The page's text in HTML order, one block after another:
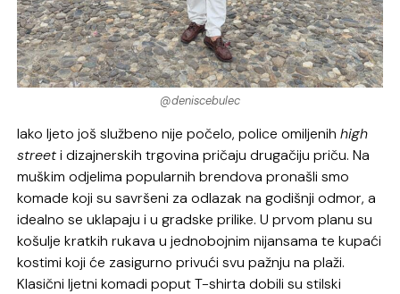
@deniscebulec
Iako ljeto još službeno nije počelo, police omiljenihhigh
streeti dizajnerskih trgovina pričaju drugačiju priču. Na
muškim odjelima popularnih brendova pronašli smo
komade koji su savršeni za odlazak na godišnji odmor, a
idealno se uklapaju i u gradske prilike. U prvom planu su
košulje kratkih rukava u jednobojnim nijansama te kupaći
kostimi koji će zasigurno privući svu pažnju na plaži.
Klasični ljetni komadi poput T-shirta dobili su stilski